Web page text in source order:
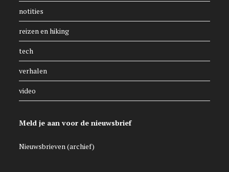
notities
reizen en hiking
tech
verhalen
video
Meld je aan voor de nieuwsbrief
Nieuwsbrieven (archief)